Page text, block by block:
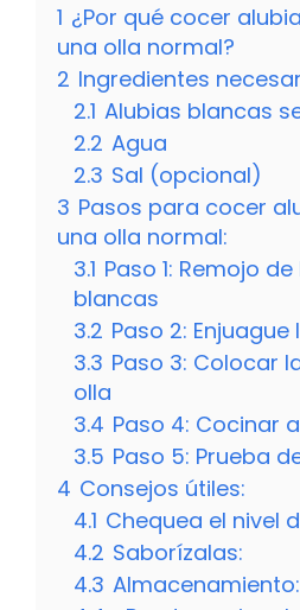
1 ¿Por qué cocer
una olla normal?
2 Ingredientes
2.1 Alubias blancas
2.2 Agua
2.3 Sal (opcional)
3 Pasos para cocer
una olla normal:
3.1 Paso 1: Remojo
blancas
3.2 Paso 2:
3.3 Paso 3: Colocar
olla
3.4 Paso 4: Cocinar
3.5 Paso 5: Prueba
4 Consejos útiles:
4.1 Chequea el nivel
4.2 Saborízalas:
4.3 Almacenamiento: